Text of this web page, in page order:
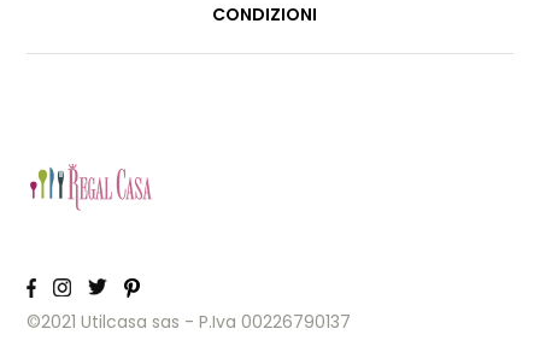
CONDIZIONI
©2021 Utilcasa sas - P.Iva 00226790137